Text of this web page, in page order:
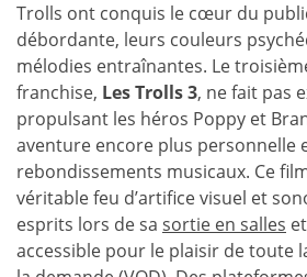
Trolls ont conquis le cœur du
débordante, leurs couleurs
mélodies entraînantes. Le
franchise, Les Trolls 3, ne fait pas
propulsant les héros Poppy et
aventure encore plus personnelle
rebondissements musicaux. Ce
véritable feu d’artifice visuel et
esprits lors de sa sortie en salles
accessible pour le plaisir de toute